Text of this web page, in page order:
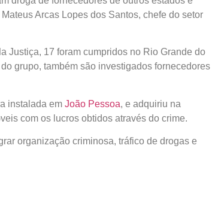
Arcas Lopes dos Santos, chefe do setor
Justiça, 17 foram cumpridos no Rio Grande do
grupo, também são investigados fornecedores
instalada em João Pessoa, e adquiriu na
com os lucros obtidos através do crime.
organização criminosa, tráfico de drogas e